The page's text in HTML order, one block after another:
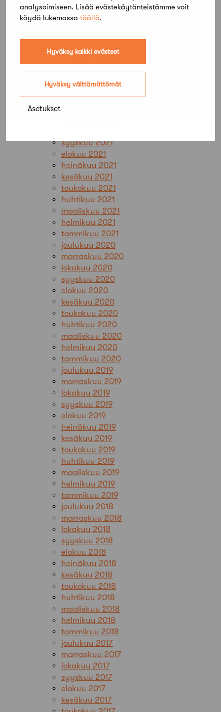
analysoimiseen. Lisää evästekäytänteistämme voit
käydä lukemassa täällä.
Hyväksy kaikki evästeet
Hyväksy välttämättömät
Asetukset
syyskuu 2022
elokuu 2022
kesäkuu 2022
toukokuu 2022
huhtikuu 2022
maaliskuu 2022
helmikuu 2022
tammikuu 2022
syyskuu 2021
elokuu 2021
heinäkuu 2021
kesäkuu 2021
toukokuu 2021
huhtikuu 2021
maaliskuu 2021
helmikuu 2021
tammikuu 2021
joulukuu 2020
marraskuu 2020
lokakuu 2020
syyskuu 2020
elokuu 2020
kesäkuu 2020
toukokuu 2020
huhtikuu 2020
maaliskuu 2020
helmikuu 2020
tammikuu 2020
joulukuu 2019
marraskuu 2019
lokakuu 2019
syyskuu 2019
elokuu 2019
heinäkuu 2019
kesäkuu 2019
toukokuu 2019
huhtikuu 2019
maaliskuu 2019
helmikuu 2019
tammikuu 2019
joulukuu 2018
marraskuu 2018
lokakuu 2018
syyskuu 2018
elokuu 2018
heinäkuu 2018
kesäkuu 2018
toukokuu 2018
huhtikuu 2018
maaliskuu 2018
helmikuu 2018
tammikuu 2018
joulukuu 2017
marraskuu 2017
lokakuu 2017
syyskuu 2017
elokuu 2017
kesäkuu 2017